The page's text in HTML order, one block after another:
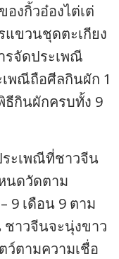
งกิ้วอ๋องไต่เต่
แขวนชุดตะเกียง
จัดประเพณี
พณีถือศีลกินผัก 1
ธีกินผักครบทั้ง 9
ะเพณีที่ชาวจีน
นดวัดตาม
9 เดือน 9 ตาม
าวจีนจะนุ่งขาว
ว์ตามความเชื่อ